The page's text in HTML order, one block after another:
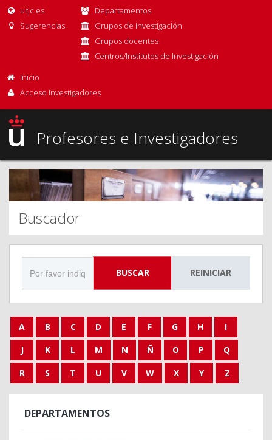
urjc.es
Sugerencias
Departamentos
Grupos de investigación
Grupos docentes
Centros/Institutos de Investigación
Inicio
Acceso Investigadores
Profesores e Investigadores
Buscador
BUSCAR REINICIAR
A B C D E F G H
I
J
K L M N Ñ O P
Q
R
S T U V W X Y Z
DEPARTAMENTOS